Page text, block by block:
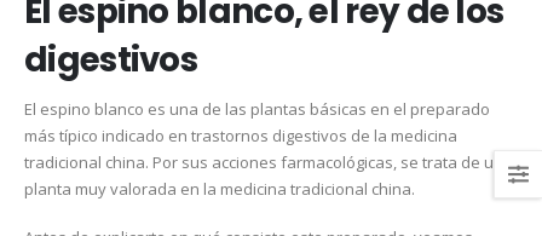
El espino blanco, el rey de los
digestivos
El espino blanco es una de las plantas básicas en el preparado
más típico indicado en trastornos digestivos de la medicina
tradicional china. Por sus acciones farmacológicas, se trata de una
planta muy valorada en la medicina tradicional china.